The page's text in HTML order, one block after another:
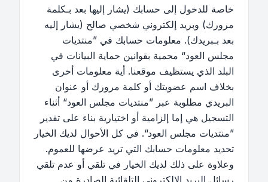
خاصة للدخول إلى حسابك (يشار إليها بعد بـكلمة
مرورك) وبريد إلكتروني شخصي صالح (يشار إليه
بعد بـبريدك). معلومات حسابك في ”منتديات
مجلس العود“ محمية بقوانين حماية البيانات في
البلد الذي يستظيف موقعنا. أية معلومات أخرى
بخلاف اسم عضويتك أو كلمة مرورك أو عنوان
البريدي مطلوبة عبر ”منتديات مجلس العود“ أثناء
التسجيل هي إما إلزامية أو اختيارية بناء على تقدير
”منتديات مجلس العود“. في كل الأحوال لديك الخيار
تحديد معلومات حسابك التي تريد عرضها للعموم.
وعلاوة على ذلك لديك الخيار في تلقي أو عدم تلقي
رسائل البريد الإلكتروني التلقائية الصادرة من